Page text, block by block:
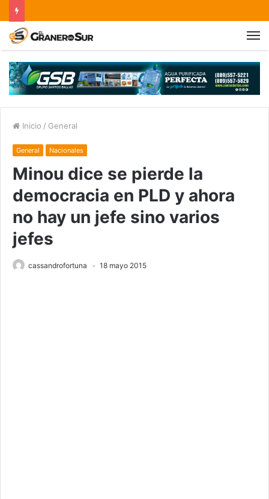
Inicio / General
General Nacionales
Minou dice se pierde la
democracia en PLD y ahora
no hay un jefe sino varios
jefes
cassandrofortuna 18 mayo 2015